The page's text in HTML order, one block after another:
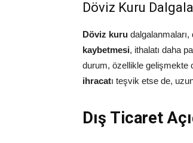
Döviz Kuru
Döviz kuru dalgalanmaları,
kaybetmesi, ithalatı daha
durum, özellikle gelişmekte
ihracatı teşvik etse de,
Dış Ticaret